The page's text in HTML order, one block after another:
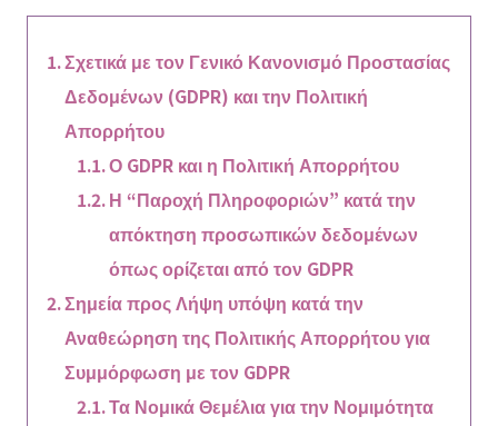
Σχετικά με τον Γενικό Κανονισμό Προστασίας
Δεδομένων (GDPR) και την Πολιτική
Απορρήτου
Ο GDPR και η Πολιτική Απορρήτου
Η “Παροχή Πληροφοριών” κατά την
απόκτηση προσωπικών δεδομένων
όπως ορίζεται από τον GDPR
Σημεία προς Λήψη υπόψη κατά την
Αναθεώρηση της Πολιτικής Απορρήτου για
Συμμόρφωση με τον GDPR
Τα Νομικά Θεμέλια για την Νομιμότητα